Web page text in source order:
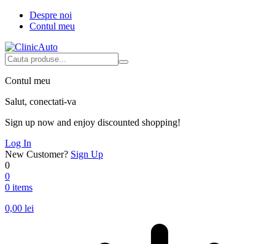
Despre noi
Contul meu
Contul meu
Salut, conectati-va
Sign up now and enjoy discounted shopping!
Log In
New Customer? Sign Up
0
0
0 items
0,00 lei